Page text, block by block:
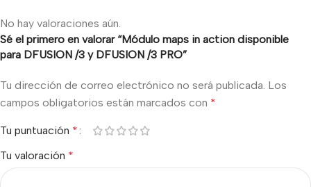
No hay valoraciones aún.
Sé el primero en valorar “Módulo maps in action disponible
para DFUSION /3 y DFUSION /3 PRO”
Tu dirección de correo electrónico no será publicada. Los
campos obligatorios están marcados con *
Tu puntuación *
Tu valoración *